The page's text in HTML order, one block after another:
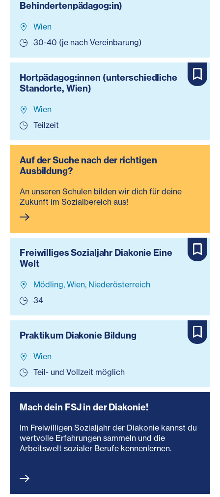
Behindertenpädagog:in)
Wien
30-40 (je nach Vereinbarung)
Hortpädagog:innen (unterschiedliche
Standorte, Wien)
Wien
Teilzeit
Auf der Suche nach der richtigen
Ausbildung?
An unseren Schulen bilden wir dich für deine
Zukunft im Sozialbereich aus!
Freiwilliges Sozialjahr Diakonie Eine
Welt
Mödling, Wien, Niederösterreich
34
Praktikum Diakonie Bildung
Wien
Teil- und Vollzeit möglich
Mach dein FSJ in der Diakonie!
Im Freiwilligen Sozialjahr der Diakonie kannst du
wertvolle Erfahrungen sammeln und die
Arbeitswelt sozialer Berufe kennenlernen.